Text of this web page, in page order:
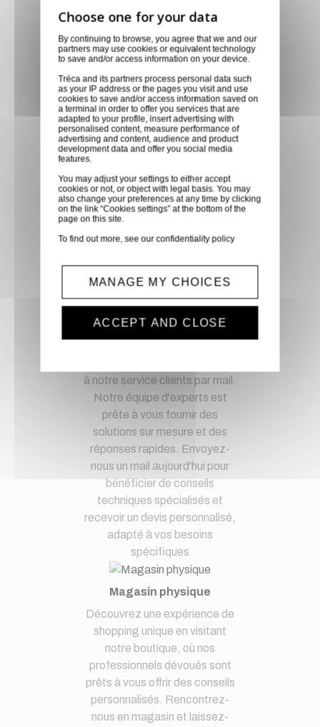
Livraison via GLS
Retirer vos produits
faites vous livrer chez vous ou
dans les points relais de notre
partenaire GLS, partout en
France métropolitaine et en
Europe entre 24h et 48h après
à notre transporteur.
Paypal, ...
Service client
Optez pour la tranquillité
à notre service clients par mail.
Notre équipe d'experts est
prête à vous fournir des
solutions sur mesure et des
réponses rapides. Envoyez-
nous un mail aujourd'hui pour
bénéficier de conseils
techniques spécialisés et
recevoir un devis personnalisé,
adapté à vos besoins
spécifiques
Magasin physique
Découvrez une expérience de
shopping unique en visitant
notre boutique, où nos
professionnels dévoués sont
prêts à vous offrir des conseils
personnalisés. Rencontrez-
nous en magasin et laissez-
By continuing to browse, you agree that we and our
partners may use cookies or equivalent technology
to save and/or access information on your device.
Tréca and its partners process personal data such
as your IP address or the pages you visit and use
cookies to save and/or access information saved on
a terminal in order to offer you services that are
adapted to your profile, insert advertising with
personalised content, measure performance of
advertising and content, audience and product
development data and offer you social media
features.
You may adjust your settings to either accept
cookies or not, or object with legal basis. You may
also change your preferences at any time by clicking
on the link “Cookies settings” at the bottom of the
page on this site.
To find out more, see ourconfidentiality policy
MANAGE MY CHOICES
ACCEPT AND CLOSE